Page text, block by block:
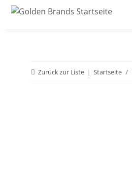
Zurück zur Liste Startseite